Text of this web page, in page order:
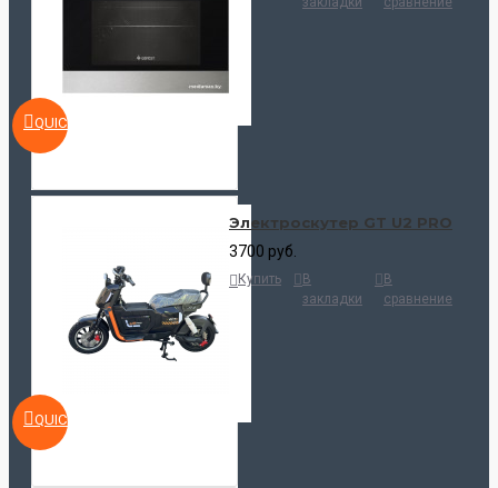
QUICKVIEW
QUICKVIEW
Электроскутер GT U2 PRO
3700 руб.
Купить
В
закладки
В
сравнение